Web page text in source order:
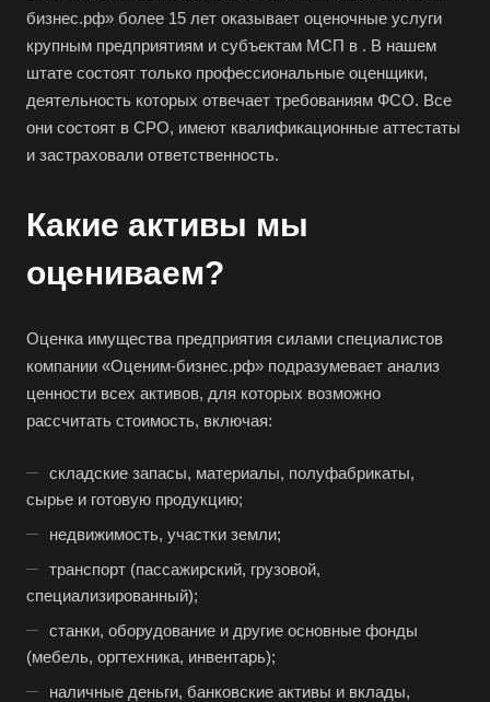
бизнес.рф» более 15 лет оказывает оценочные услуги
крупным предприятиям и субъектам МСП в . В нашем
штате состоят только профессиональные оценщики,
деятельность которых отвечает требованиям ФСО. Все
они состоят в СРО, имеют квалификационные аттестаты
и застраховали ответственность.
Какие активы мы
оцениваем?
Оценка имущества предприятия силами специалистов
компании «Оценим-бизнес.рф» подразумевает анализ
ценности всех активов, для которых возможно
рассчитать стоимость, включая:
складские запасы, материалы, полуфабрикаты,
сырье и готовую продукцию;
недвижимость, участки земли;
транспорт (пассажирский, грузовой,
специализированный);
станки, оборудование и другие основные фонды
(мебель, оргтехника, инвентарь);
наличные деньги, банковские активы и вклады,